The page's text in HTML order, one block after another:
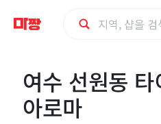
수여수 선원동
아로마